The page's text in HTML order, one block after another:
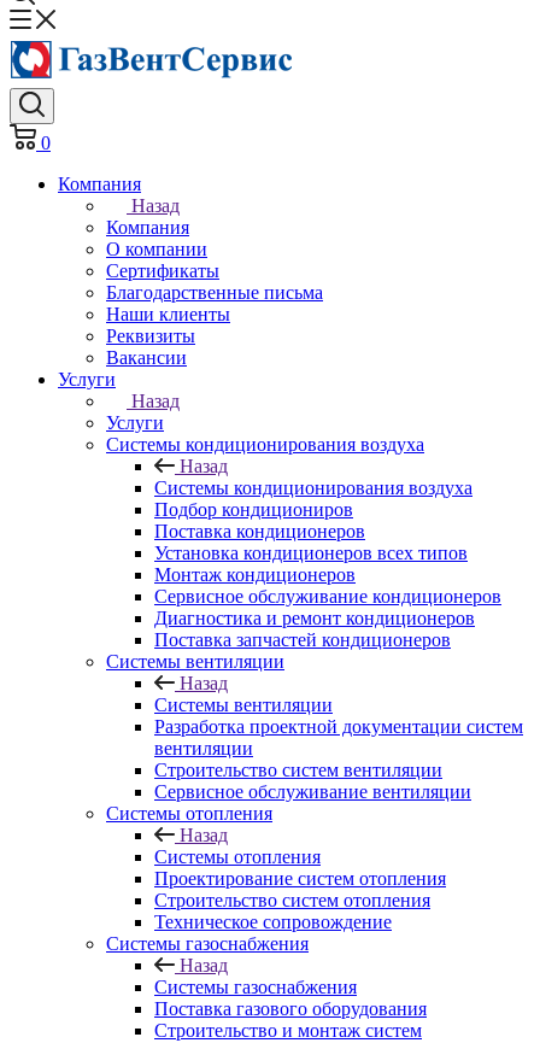
0
Компания
Назад
Компания
О компании
Сертификаты
Благодарственные письма
Наши клиенты
Реквизиты
Вакансии
Услуги
Назад
Услуги
Системы кондиционирования воздуха
Назад
Системы кондиционирования воздуха
Подбор кондициониров
Поставка кондиционеров
Установка кондиционеров всех типов
Монтаж кондиционеров
Сервисное обслуживание кондиционеров
Диагностика и ремонт кондиционеров
Поставка запчастей кондиционеров
Системы вентиляции
Назад
Системы вентиляции
Разработка проектной документации систем
вентиляции
Строительство систем вентиляции
Сервисное обслуживание вентиляции
Системы отопления
Назад
Системы отопления
Проектирование систем отопления
Строительство систем отопления
Техническое сопровождение
Системы газоснабжения
Назад
Системы газоснабжения
Поставка газового оборудования
Строительство и монтаж систем